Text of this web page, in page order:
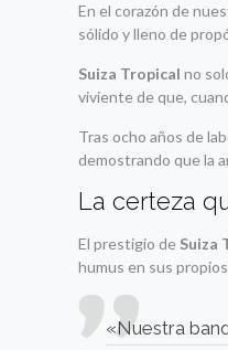
En el corazón de
sólido y lleno de
Suiza Tropical no
viviente de que,
Tras ocho años de
demostrando que la
La certeza
El prestigio de Suiza
humus en sus
«Nuestra